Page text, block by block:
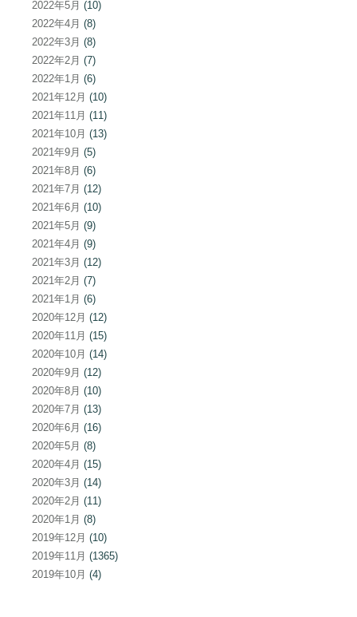
2022年5月 (10)
2022年4月 (8)
2022年3月 (8)
2022年2月 (7)
2022年1月 (6)
2021年12月 (10)
2021年11月 (11)
2021年10月 (13)
2021年9月 (5)
2021年8月 (6)
2021年7月 (12)
2021年6月 (10)
2021年5月 (9)
2021年4月 (9)
2021年3月 (12)
2021年2月 (7)
2021年1月 (6)
2020年12月 (12)
2020年11月 (15)
2020年10月 (14)
2020年9月 (12)
2020年8月 (10)
2020年7月 (13)
2020年6月 (16)
2020年5月 (8)
2020年4月 (15)
2020年3月 (14)
2020年2月 (11)
2020年1月 (8)
2019年12月 (10)
2019年11月 (1365)
2019年10月 (4)